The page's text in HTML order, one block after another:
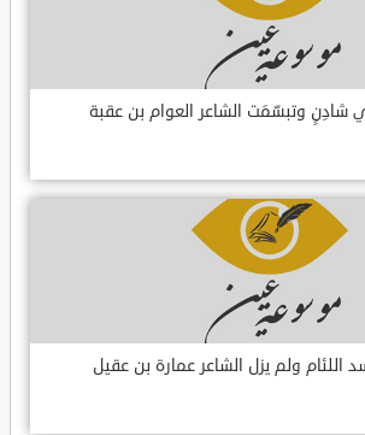
وتبسّمَت الشاعر العوام بن عقبة
ولم يزل الشاعر عمارة بن عقيل